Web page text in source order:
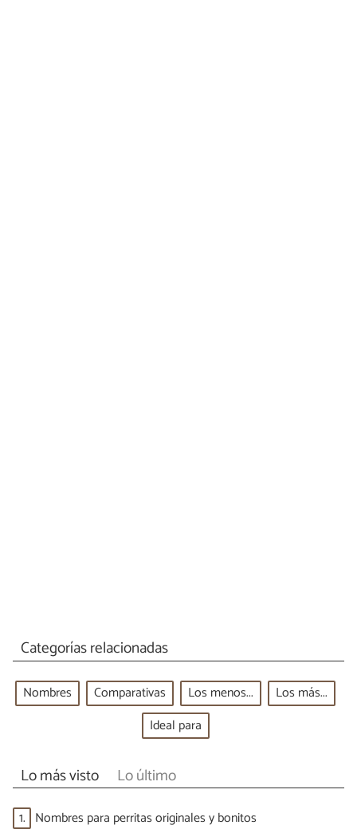
Categorías relacionadas
Nombres Comparativas Los menos...
Los más...
Ideal para
Lo más visto Lo último
1. Nombres para perritas originales y bonitos